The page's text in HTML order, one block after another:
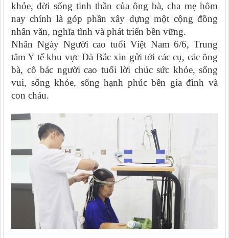
khỏe, đời sống tinh thần của ông bà, cha mẹ hôm
nay chính là góp phần xây dựng một cộng đồng
nhân văn, nghĩa tình và phát triển bền vững.
Nhân Ngày Người cao tuổi Việt Nam 6/6, Trung
tâm Y tế khu vực Đà Bắc xin gửi tới các cụ, các ông
bà, cô bác người cao tuổi lời chúc sức khỏe, sống
vui, sống khỏe, sống hạnh phúc bên gia đình và
con cháu.